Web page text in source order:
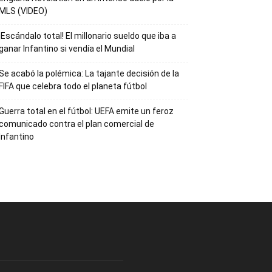
MLS (VIDEO)
total! El millonario sueldo que iba a
Infantino si vendía el Mundial
acabó la polémica: La tajante decisión de la
FIFA que celebra todo el planeta fútbol
total en el fútbol: UEFA emite un feroz
contra el plan comercial de
Infantino